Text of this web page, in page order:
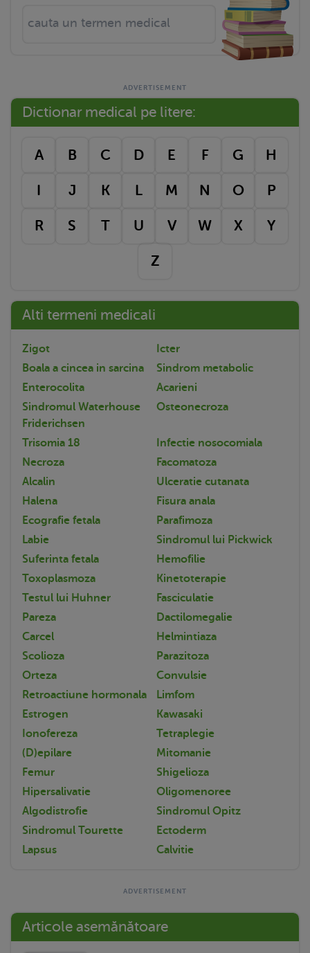
Dictionar medical pe litere:
A B C D E F G H
I J K L M N O P
R S T U V W X Y
Z
Alti termeni medicali
Zigot
Icter
Boala a cincea in sarcina
Sindrom metabolic
Enterocolita
Acarieni
Sindromul Waterhouse
Friderichsen
Osteonecroza
Trisomia 18
Infectie nosocomiala
Necroza
Facomatoza
Alcalin
Ulceratie cutanata
Halena
Fisura anala
Ecografie fetala
Parafimoza
Labie
Sindromul lui Pickwick
Suferinta fetala
Hemofilie
Toxoplasmoza
Kinetoterapie
Testul lui Huhner
Fasciculatie
Pareza
Dactilomegalie
Carcel
Helmintiaza
Scolioza
Parazitoza
Orteza
Convulsie
Retroactiune hormonala
Limfom
Estrogen
Kawasaki
Ionofereza
Tetraplegie
(D)epilare
Mitomanie
Femur
Shigelioza
Hipersalivatie
Oligomenoree
Algodistrofie
Sindromul Opitz
Sindromul Tourette
Ectoderm
Lapsus
Calvitie
Articole asemănătoare